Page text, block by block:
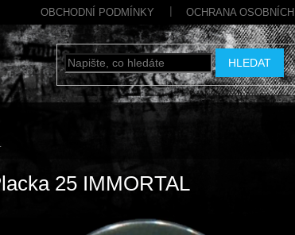
OBCHODNÍ PODMÍNKY OCHRANA
HLEDAT
25 IMMORTAL